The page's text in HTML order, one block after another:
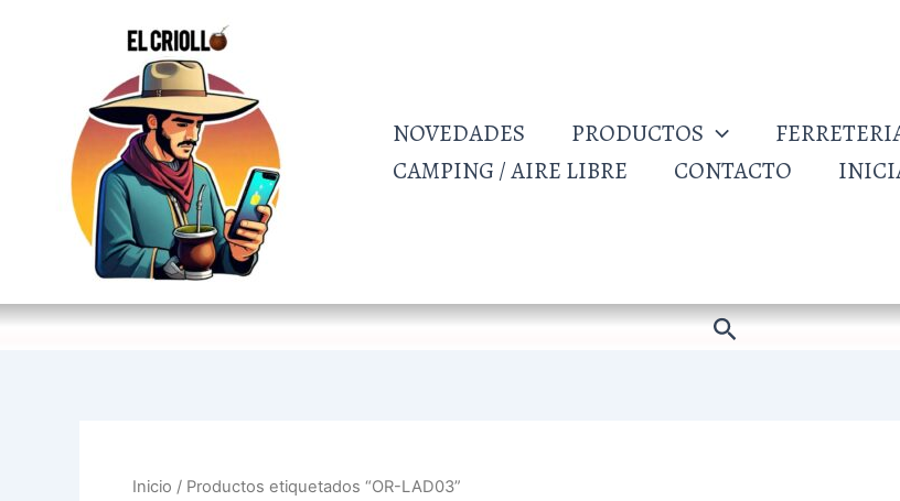
NOVEDADES PRODUCTOS
CAMPING / AIRE LIBRE
CONTACTO
Buscar
Inicio / Productos etiquetados “OR-LAD03”